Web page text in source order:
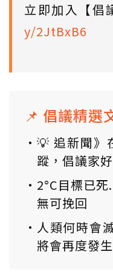
立即加入【倡
y/2JtBxB6
📌 倡議精選
💡 追新聞》
蹤，倡議家
2°C目標已
無可挽回
人類何時會
將會再度發